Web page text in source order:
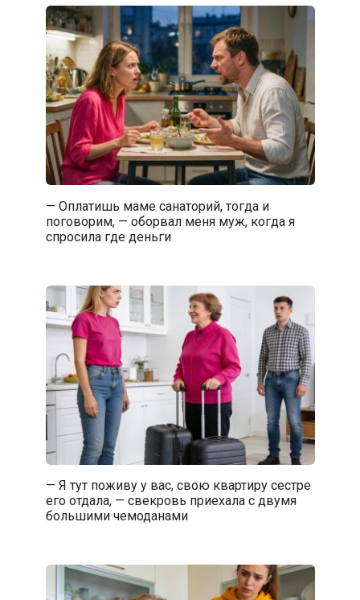
— Оплатишь маме санаторий, тогда и
поговорим, — оборвал меня муж, когда я
спросила где деньги
— Я тут поживу у вас, свою квартиру сестре
его отдала, — свекровь приехала с двумя
большими чемоданами